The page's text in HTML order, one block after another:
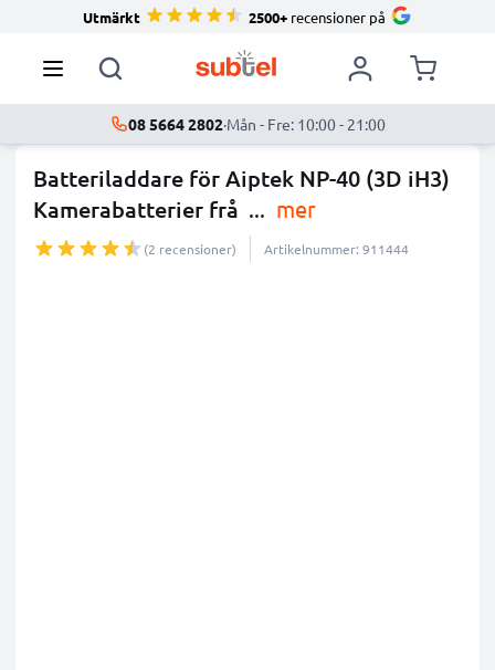
Utmärkt 2500+ recensioner på
08 5664 2802·Mån - Fre: 10:00 - 21:00
Batteriladdare för Aiptek NP-40 (3D iH3)
Kamerabatterier frå ... mer
(2 recensioner) Artikelnummer: 911444